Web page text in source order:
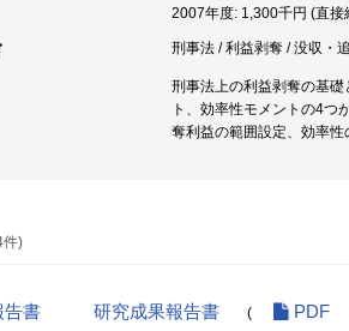
2007年度: 1,300千円 (直接
刑事法 / 利益剥奪 / 没収・
刑事法上の利益剥奪の基
ト、効率性モメントの4つ
奪利益の範囲設定、効率性
件)
告書 研究成果報告書 ( PDF